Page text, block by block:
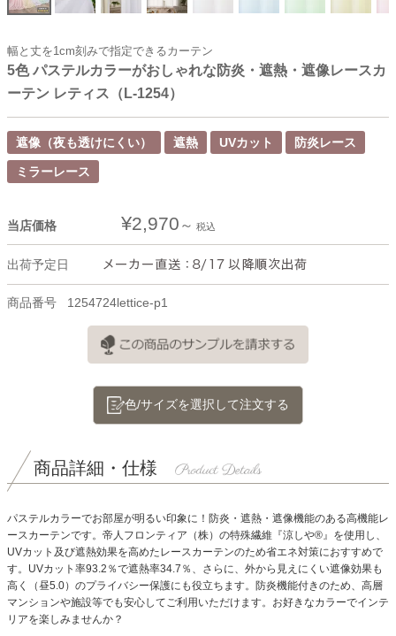
幅と丈を1cm刻みで指定できるカーテン
5色 パステルカラーがおしゃれな防炎・遮熱・遮像レースカ
ーテン レティス（L-1254）
遮像（夜も透けにくい） 遮熱 UVカット 防炎レース
ミラーレース
当店価格 ¥2,970 税込
出荷予定日
商品番号 1254724lettice-p1
色/サイズを選択して注文する
商品詳細・仕様
パステルカラーでお部屋が明るい印象に！防炎・遮熱・遮像機能のある高機能レ
ースカーテンです。 帝人フロンティア（株）の特殊繊維『涼しや®』を使用し、
UVカット及び遮熱効果を高めたレースカーテンのため省エネ対策におすすめで
す。 UVカット率93.2％で遮熱率34.7％、さらに、外から見えにくい遮像効果も
高く（昼5.0）のプライバシー保護にも役立ちます。防炎機能付きのため、高層
マンションや施設等でも安心してご利用いただけます。 お好きなカラーでインテ
リアを楽しみませんか？